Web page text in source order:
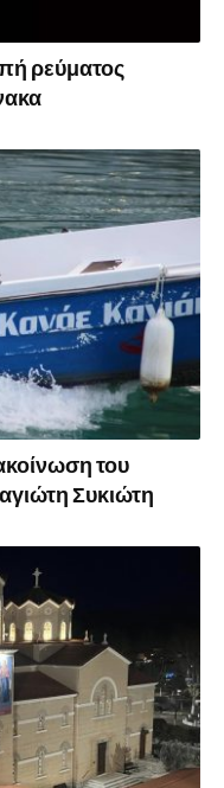
ρεύματος
του
Συκιώτη